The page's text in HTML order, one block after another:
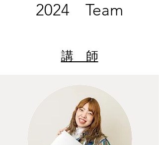
2024 Team
講 師